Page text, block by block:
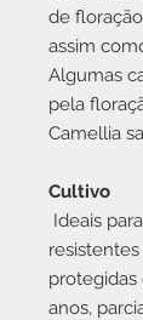
de
assim
Algumas
pela
Camellia
Cultivo
Ideais
protegidas
anos,